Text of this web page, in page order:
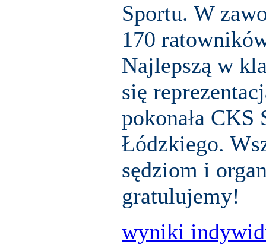
Sportu. W
170
Najlepszą w
się
pokonała
Łódzkiego.
sędziom i
gratulujemy!
wyniki